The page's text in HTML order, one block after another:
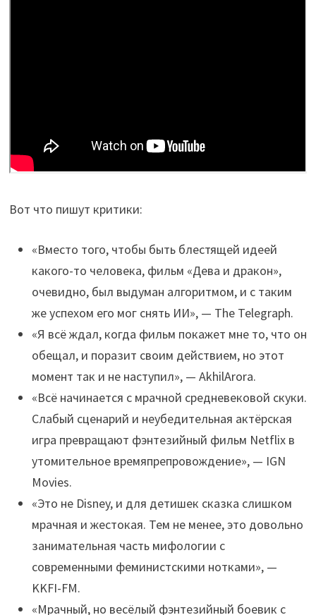
Вот что пишут критики:
«Вместо того, чтобы быть блестящей идеей
какого-то человека, фильм «Дева и дракон»,
очевидно, был выдуман алгоритмом, и с таким
же успехом его мог снять ИИ», — The Telegraph.
«Я всё ждал, когда фильм покажет мне то, что он
обещал, и поразит своим действием, но этот
момент так и не наступил», — AkhilArora.
«Всё начинается с мрачной средневековой скуки.
Слабый сценарий и неубедительная актёрская
игра превращают фэнтезийный фильм Netflix в
утомительное времяпрепровождение», — IGN
Movies.
«Это не Disney, и для детишек сказка слишком
мрачная и жестокая. Тем не менее, это довольно
занимательная часть мифологии с
современными феминистскими нотками», —
KKFI-FM.
«Мрачный, но весёлый фэнтезийный боевик с